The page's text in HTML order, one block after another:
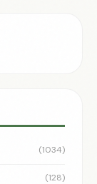
(1034)
(128)